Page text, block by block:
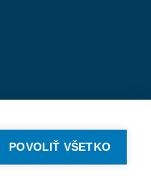
POVOLIŤ VŠETKO
denva.sk